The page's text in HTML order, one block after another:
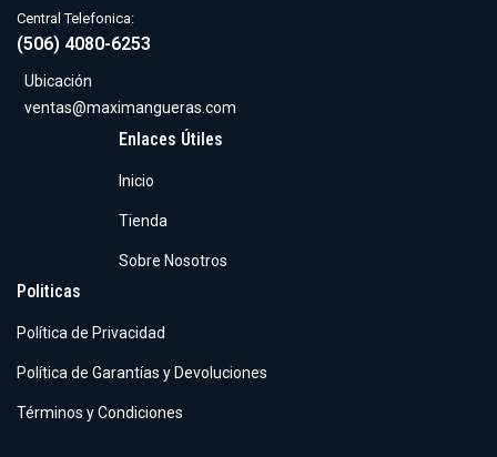
Enlaces Útiles
Inicio
Tienda
Sobre Nosotros
Politicas
Política de Privacidad
Política de Garantías y Devoluciones
Términos y Condiciones
Central Telefonica:
(506) 4080-6253
Ubicación
ventas@maximangueras.com